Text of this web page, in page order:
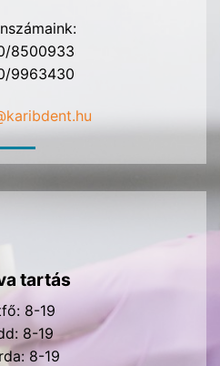
8500933
9963430
tartás
8-19
8-19
8-19